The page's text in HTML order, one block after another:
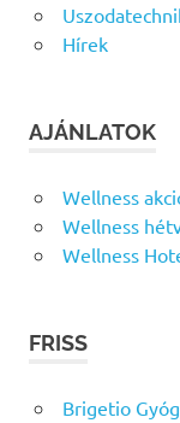
Hírek
AJÁNLATOK
Wellness
Wellness
Wellness
FRISS
Brigetio